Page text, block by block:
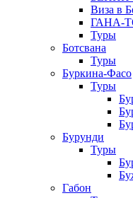
Виза в
ГАНА-
Туры
Ботсвана
Туры
Буркина-Фасо
Туры
Бурунди
Туры
Габон